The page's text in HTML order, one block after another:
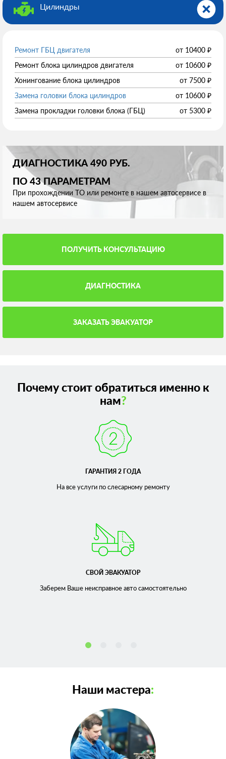
Цилиндры
Ремонт ГБЦ двигателя от 10400 ₽
Ремонт блока цилиндров двигателя
от 10600 ₽
Хонингование блока цилиндров
от 7500 ₽
Замена головки блока цилиндров
от 10600 ₽
Замена прокладки головки блока (ГБЦ)
от 5300 ₽
ДИАГНОСТИКА 490 РУБ.
ПО 43 ПАРАМЕТРАМ
При прохождении ТО или ремонте в нашем автосервисе в
нашем автосервисе
ПОЛУЧИТЬ КОНСУЛЬТАЦИЮ
ДИАГНОСТИКА
ЗАКАЗАТЬ ЭВАКУАТОР
Почему стоит обратиться именно к
нам?
ГАРАНТИЯ 2 ГОДА
На все услуги по слесарномуремонту
СВОЙ ЭВАКУАТОР
Заберем Ваше неисправноеавто самостоятельно
Наши мастера: